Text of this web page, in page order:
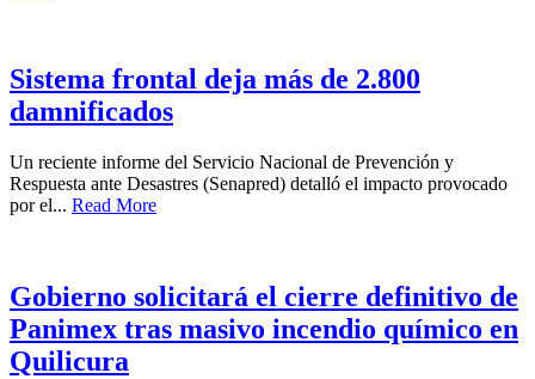
Sistema frontal deja más de 2.800
damnificados
Un reciente informe del Servicio Nacional de Prevención y
Respuesta ante Desastres (Senapred) detalló el impacto provocado
por el... Read More
Gobierno solicitará el cierre definitivo de
Panimex tras masivo incendio químico en
Quilicura